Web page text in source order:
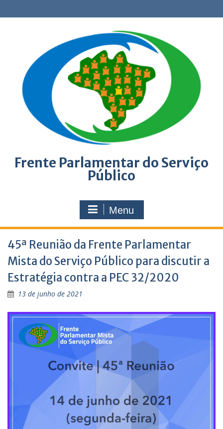
to
Frente Parlamentar do Serviço
Público
Menu
45ª Reunião da Frente Parlamentar
Mista do Serviço Público para discutir a
Estratégia contra a PEC 32/2020
13 de junho de 2021